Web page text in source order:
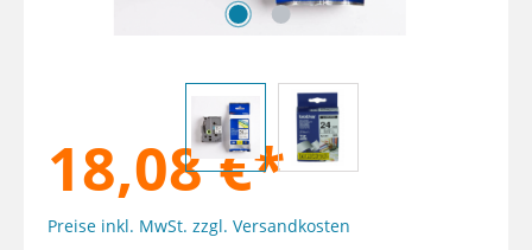
18,08 €*
Preise inkl. MwSt. zzgl. Versandkosten